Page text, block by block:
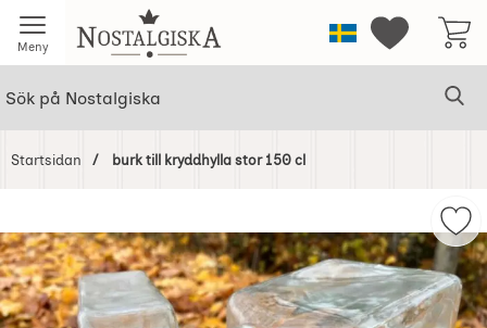
Meny Startsidan för NostalgiskaSverigeMina
Startsidan burk till kryddhylla stor 150 cl
Bilder